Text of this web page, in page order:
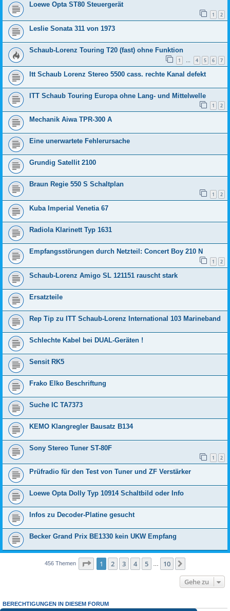
Loewe Opta ST80 Steuergerät
1 2
Leslie Sonata 311 von 1973
Schaub-Lorenz Touring T20 (fast) ohne Funktion
1 … 4 5 6 7
Itt Schaub Lorenz Stereo 5500 cass. rechte Kanal defekt
ITT Schaub Touring Europa ohne Lang- und Mittelwelle
1 2
Mechanik Aiwa TPR-300 A
Eine unerwartete Fehlerursache
Grundig Satellit 2100
Braun Regie 550 S Schaltplan
1 2
Kuba Imperial Venetia 67
Radiola Klarinett Typ 1631
Empfangsstörungen durch Netzteil: Concert Boy 210 N
1 2
Schaub-Lorenz Amigo SL 121151 rauscht stark
Ersatzteile
Rep Tip zu ITT Schaub-Lorenz International 103 Marineband
Schlechte Kabel bei DUAL-Geräten !
Sensit RK5
Frako Elko Beschriftung
Suche IC TA7373
KEMO Klangregler Bausatz B134
Sony Stereo Tuner ST-80F
1 2
Prüfradio für den Test von Tuner und ZF Verstärker
Loewe Opta Dolly Typ 10914 Schaltbild oder Info
Infos zu Decoder-Platine gesucht
Becker Grand Prix BE1330 kein UKW Empfang
456 Themen Seite 1von 10
1 2 3 4 5 10
Gehe zu
BERECHTIGUNGEN IN DIESEM FORUM